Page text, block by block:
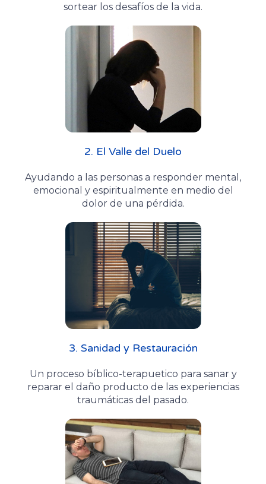
sortear los desafíos de la vida.
2. El Valle del Duelo
Ayudando a las personas a responder mental,
emocional y espiritualmente en medio del
dolor de una pérdida.
3. Sanidad y Restauración
Un proceso bíblico-terapuetico para sanar y
reparar el daño producto de las experiencias
traumáticas del pasado.